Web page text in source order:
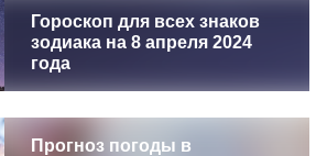
Гороскоп для всех знаков
зодиака на 8 апреля 2024
года
Прогноз погоды в